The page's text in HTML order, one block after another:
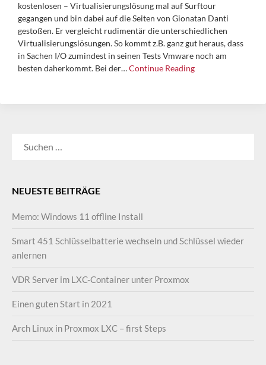
kostenlosen – Virtualisierungslösung mal auf Surftour
gegangen und bin dabei auf die Seiten von Gionatan Danti
gestoßen. Er vergleicht rudimentär die unterschiedlichen
Virtualisierungslösungen. So kommt z.B. ganz gut heraus, dass
in Sachen I/O zumindest in seinen Tests Vmware noch am
besten daherkommt. Bei der…Continue Reading
NEUESTE BEITRÄGE
Memo: Windows 11 offline Install
Smart 451 Schlüsselbatterie wechseln und Schlüssel wieder
anlernen
VDR Server im LXC-Container unter Proxmox
Einen guten Start in 2021
Arch Linux in Proxmox LXC – first Steps